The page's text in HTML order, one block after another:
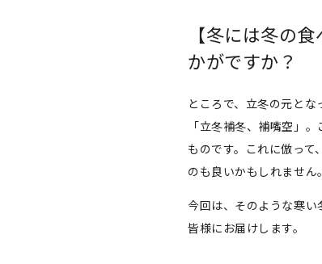
【冬には冬の
かがですか？
ところで、立冬の元とな
「立冬補冬、補嘴空」
ものです。これに倣っ
のも良いかもしれません。
今回は、そのような寒
皆様にお届けします。